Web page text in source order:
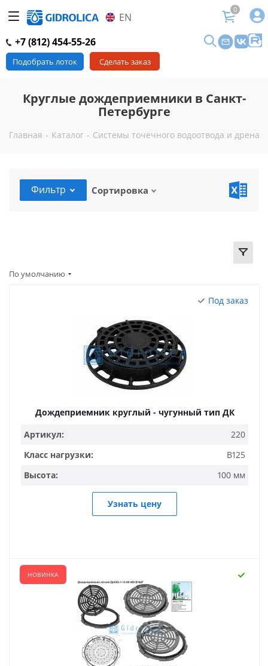
EN
0
+7 (812) 454-55-26
Подобрать лоток Сделать заказ
Круглые дождеприемники в Санкт-
Петербурге
Главная - Каталог - Системы точечного водоотвода и
Фильтр Сортировка
По умолчанию
Под заказ
Дождеприемник круглый - чугунный тип ДК
Артикул:
220
Класс нагрузки:
B125
Высота:
100 мм
Узнать цену
НОВИНКА